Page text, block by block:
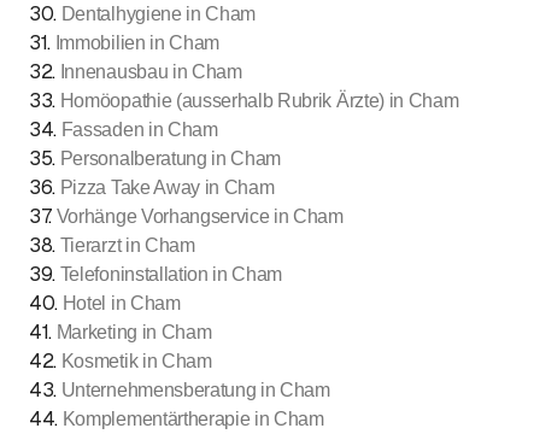
30. Dentalhygiene in Cham
31. Immobilien in Cham
32. Innenausbau in Cham
33. Homöopathie (ausserhalb Rubrik Ärzte) in Cham
34. Fassaden in Cham
35. Personalberatung in Cham
36. Pizza Take Away in Cham
37. Vorhänge Vorhangservice in Cham
38. Tierarzt in Cham
39. Telefoninstallation in Cham
40. Hotel in Cham
41. Marketing in Cham
42. Kosmetik in Cham
43. Unternehmensberatung in Cham
44. Komplementärtherapie in Cham